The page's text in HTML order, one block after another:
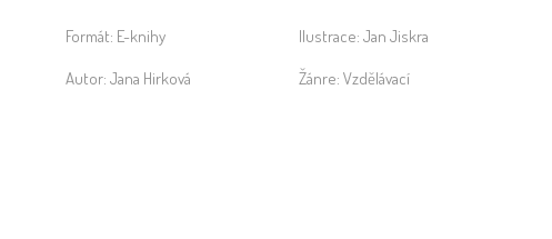
ePDF
Formát: E-knihy
Autor: Jana Hirková
Ilustrace: Jan Jiskra
Žánre: Vzdělávací